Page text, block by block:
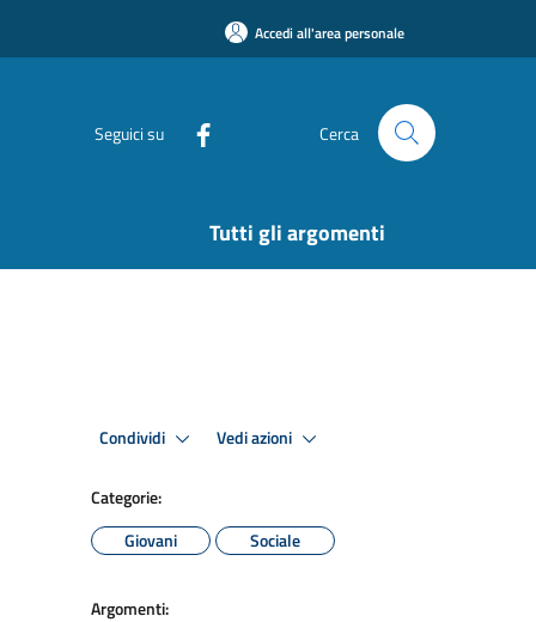
Accedi all'area personale
Seguici su Cerca
Tutti gli argomenti
Condividi Vedi azioni
Categorie:
Giovani
Sociale
Argomenti: